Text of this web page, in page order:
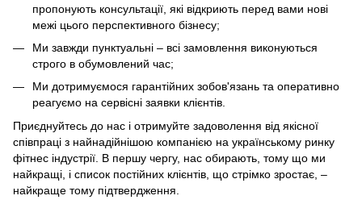
пропонують консультації, які відкриють перед вами нові
межі цього перспективного бізнесу;
Ми завжди пунктуальні – всі замовлення виконуються
строго в обумовлений час;
Ми дотримуємося гарантійних зобов'язань та оперативно
реагуємо на сервісні заявки клієнтів.
Приєднуйтесь до нас і отримуйте задоволення від якісної
співпраці з найнадійнішою компанією на українському ринку
фітнес індустрії. В першу чергу, нас обирають, тому що ми
найкращі, і список постійних клієнтів, що стрімко зростає, –
найкраще тому підтвердження.